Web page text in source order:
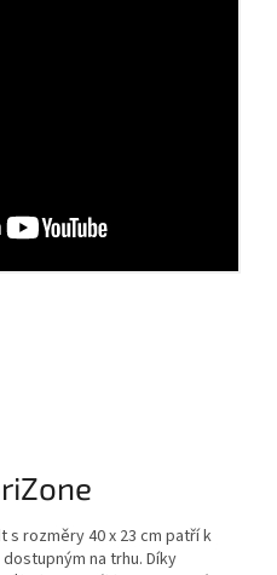
s rozměry 40 x 23 cm patří k
na trhu. Díky